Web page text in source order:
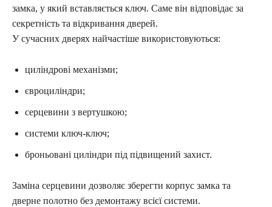
замка, у який вставляється ключ. Саме він відповідає за
секретність та відкривання дверей.
У сучасних дверях найчастіше використовуються:
циліндрові механізми;
євроциліндри;
серцевини з вертушкою;
системи ключ-ключ;
броньовані циліндри під підвищений захист.
Заміна серцевини дозволяє зберегти корпус замка та
дверне полотно без демонтажу всієї системи.